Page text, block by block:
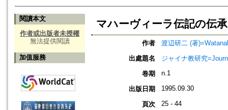
閱讀本文
作者或出版者未授權
無法提供閱讀
加值服務
マハーヴィーラ伝記の伝
作者
渡辺研二 (著
出處題名
ジャイナ教研究
卷期
n.1
出版日期 1995.09.30
頁次 25 - 44